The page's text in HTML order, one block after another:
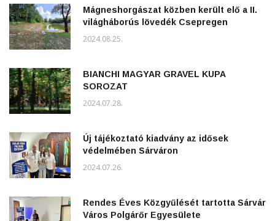
Mágneshorgászat közben került elő a II.
világháborús lövedék Csepregen
2024.08.25.
BIANCHI MAGYAR GRAVEL KUPA
SOROZAT
2024.07.28.
Új tájékoztató kiadvány az idősek
védelmében Sárváron
2024.07.26.
Rendes Éves Közgyűlését tartotta Sárvár
Város Polgárőr Egyesülete